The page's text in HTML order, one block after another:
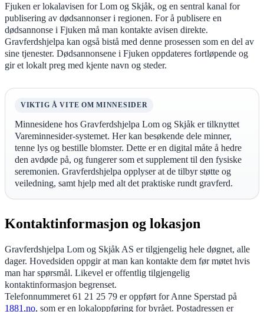
Fjuken er lokalavisen for Lom og Skjåk, og en sentral kanal for
publisering av dødsannonser i regionen. For å publisere en
dødsannonse i Fjuken må man kontakte avisen direkte.
Gravferdshjelpa kan også bistå med denne prosessen som en del av
sine tjenester. Dødsannonsene i Fjuken oppdateres fortløpende og
gir et lokalt preg med kjente navn og steder.
VIKTIG Å VITE OM MINNESIDER
Minnesidene hos Gravferdshjelpa Lom og Skjåk er tilknyttet
Vareminnesider-systemet. Her kan besøkende dele minner,
tenne lys og bestille blomster. Dette er en digital måte å hedre
den avdøde på, og fungerer som et supplement til den fysiske
seremonien. Gravferdshjelpa opplyser at de tilbyr støtte og
veiledning, samt hjelp med alt det praktiske rundt gravferd.
Kontaktinformasjon og lokasjon
Gravferdshjelpa Lom og Skjåk AS er tilgjengelig hele døgnet, alle
dager. Hovedsiden oppgir at man kan kontakte dem før møtet hvis
man har spørsmål. Likevel er offentlig tilgjengelig
kontaktinformasjon begrenset.
Telefonnummeret 61 21 25 79 er oppført for Anne Sperstad på
1881.no, som er en lokaloppføring for byrået. Postadressen er